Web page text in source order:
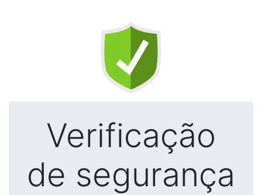
Verificação
de segurança